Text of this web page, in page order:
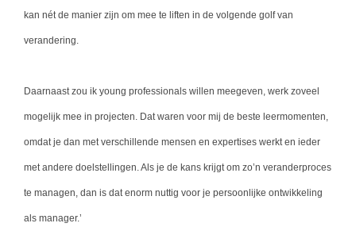
kan nét de manier zijn om mee te liften in de volgende golf van
verandering.
Daarnaast zou ik young professionals willen meegeven, werk zoveel
mogelijk mee in projecten. Dat waren voor mij de beste leermomenten,
omdat je dan met verschillende mensen en expertises werkt en ieder
met andere doelstellingen. Als je de kans krijgt om zo’n veranderproces
te managen, dan is dat enorm nuttig voor je persoonlijke ontwikkeling
als manager.’